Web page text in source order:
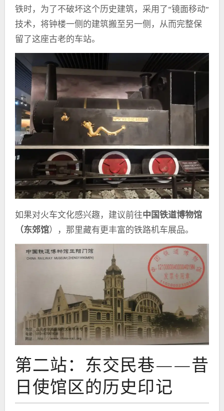
铁时，为了不破坏这个历史建筑，采用了“镜面移动”
技术，将钟楼一侧的建筑搬至另一侧，从而完整保
留了这座古老的车站。
如果对火车文化感兴趣，建议前往中国铁道博物馆
（东郊馆），那里藏有更丰富的铁路机车展品。
第二站：东交民巷——昔
日使馆区的历史印记